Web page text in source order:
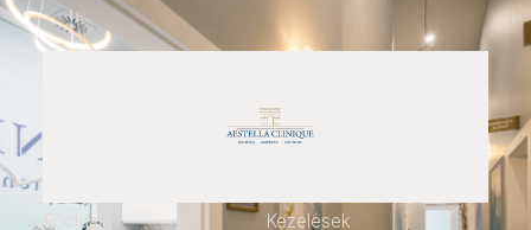
Főoldal
Kezelések